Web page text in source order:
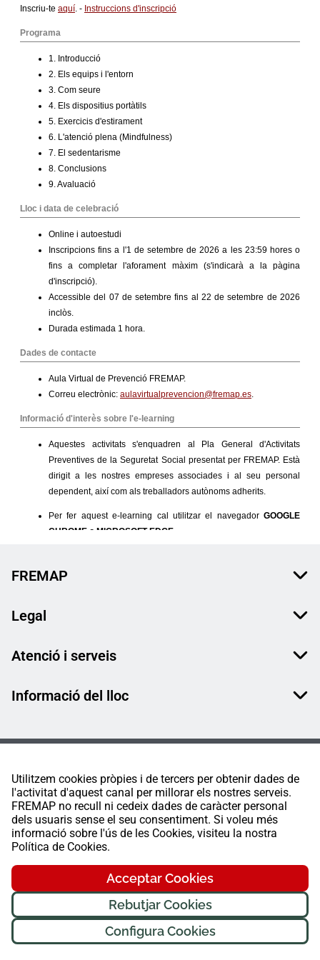
Utilitzem cookies pròpies i de tercers per obtenir dades de
l'activitat d'aquest canal per millorar els nostres serveis.
FREMAP no recull ni cedeix dades de caràcter personal
dels usuaris sense el seu consentiment. Si voleu més
informació sobre l'ús de les Cookies, visiteu la nostra
Política de Cookies.
Acceptar Cookies
Rebutjar Cookies
Configura Cookies
FREMAP
Legal
Atenció i serveis
Informació del lloc
FREMAP Ⓒ Tots els drets reservats